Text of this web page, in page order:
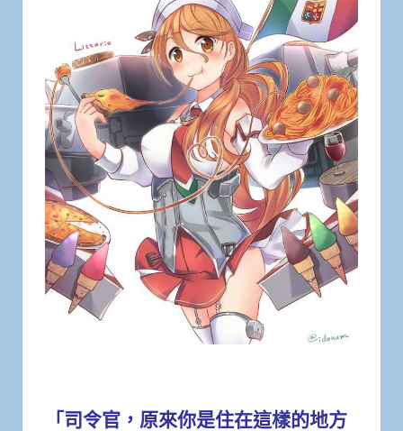
「司令官，原來你是住在這樣的地方